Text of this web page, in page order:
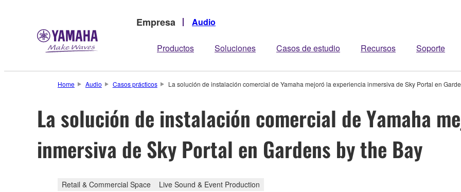
Empresa Audio
Productos Soluciones Casos de estudio Recursos Soporte
Home Audio Casos prácticos La solución de instalación comercial de Yamaha mejoró la experiencia inmersiva de Sky Portal en
La solución de instalación comercial de Yamaha
inmersiva de Sky Portal en Gardens by the Bay
Retail & Commercial Space Live Sound & Event Production